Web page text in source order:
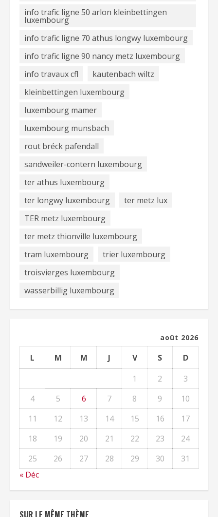
info trafic ligne 50 arlon kleinbettingen
luxembourg
info trafic ligne 70 athus longwy luxembourg
info trafic ligne 90 nancy metz luxembourg
info travaux cfl
kautenbach wiltz
kleinbettingen luxembourg
luxembourg mamer
luxembourg munsbach
rout bréck pafendall
sandweiler-contern luxembourg
ter athus luxembourg
ter longwy luxembourg
ter metz lux
TER metz luxembourg
ter metz thionville luxembourg
tram luxembourg
trier luxembourg
troisvierges luxembourg
wasserbillig luxembourg
août 2026
L M M J V S
D
1
2
3
4
5 6 7 8 9
10
11
12 13 14 15 16
17
18
19 20 21 22 23
24
25
26 27 28 29 30
31
« Déc
SUR LE MÊME THÈME